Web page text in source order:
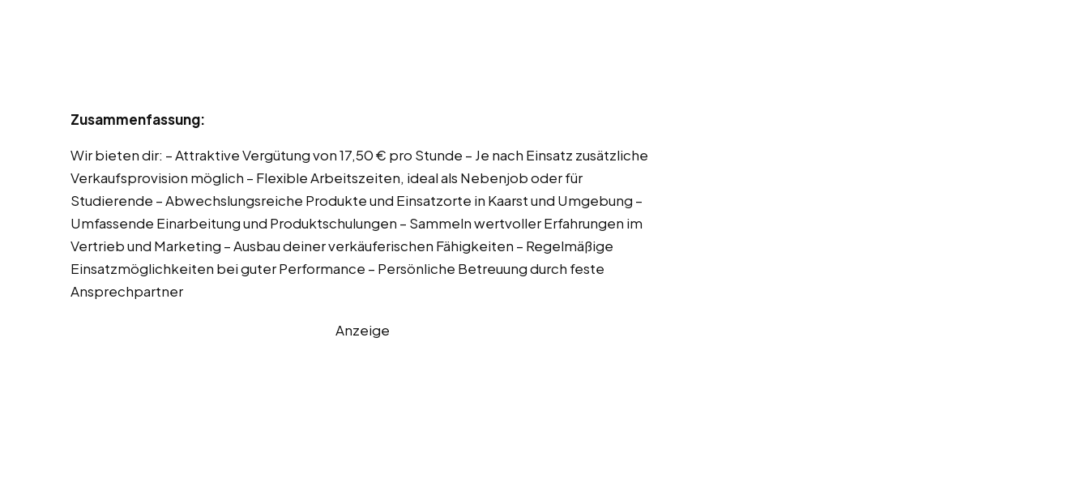
Zusammenfassung:
Wir bieten dir: – Attraktive Vergütung von 17,50 € pro Stunde – Je nach Einsatz zusätzliche
Verkaufsprovision möglich – Flexible Arbeitszeiten, ideal als Nebenjob oder für
Studierende – Abwechslungsreiche Produkte und Einsatzorte in Kaarst und Umgebung –
Umfassende Einarbeitung und Produktschulungen – Sammeln wertvoller Erfahrungen im
Vertrieb und Marketing – Ausbau deiner verkäuferischen Fähigkeiten – Regelmäßige
Einsatzmöglichkeiten bei guter Performance – Persönliche Betreuung durch feste
Ansprechpartner
Anzeige